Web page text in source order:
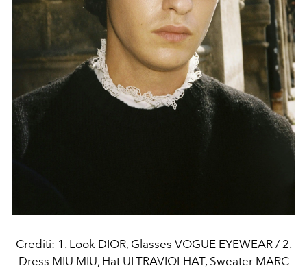
Crediti: 1. Look DIOR, Glasses VOGUE EYEWEAR / 2.
Dress MIU MIU, Hat ULTRAVIOLHAT, Sweater MARC